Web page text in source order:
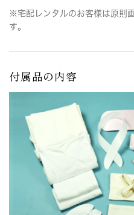
※宅配レンタルのお客様は原則
す。
付属品の内容